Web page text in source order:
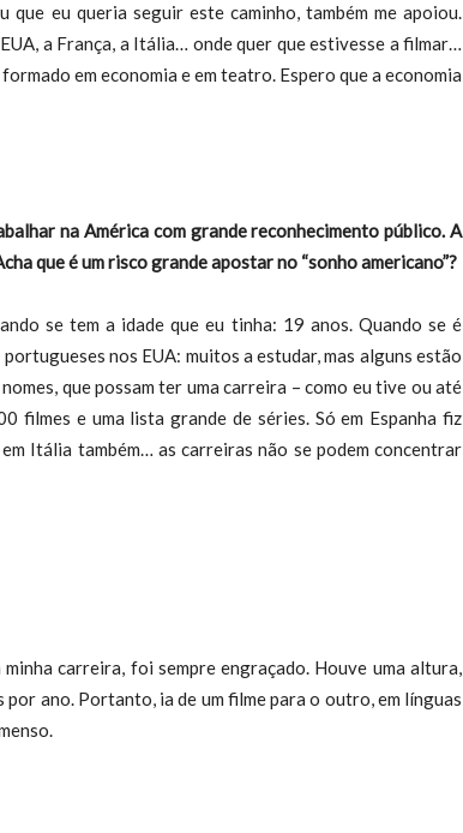
que eu queria seguir este caminho, também me apoiou.
a França, a Itália… onde quer que estivesse a filmar…
em economia e em teatro. Espero que a economia
na América com grande reconhecimento público. A
que é um risco grande apostar no “sonho americano”?
se tem a idade que eu tinha: 19 anos. Quando se é
nos EUA: muitos a estudar, mas alguns estão
que possam ter uma carreira – como eu tive ou até
filmes e uma lista grande de séries. Só em Espanha fiz
Itália também… as carreiras não se podem concentrar
carreira, foi sempre engraçado. Houve uma altura,
ano. Portanto, ia de um filme para o outro, em línguas